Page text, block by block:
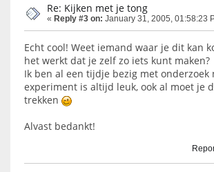
Re: Kijken met je tong
« Reply #3 on: January 31, 2005, 01:58:23
Echt cool! Weet iemand waar je dit kan
het werkt dat je zelf zo iets kunt maken?
Ik ben al een tijdje bezig met onderzoek
experiment is altijd leuk, ook al moet je
trekken
Alvast bedankt!